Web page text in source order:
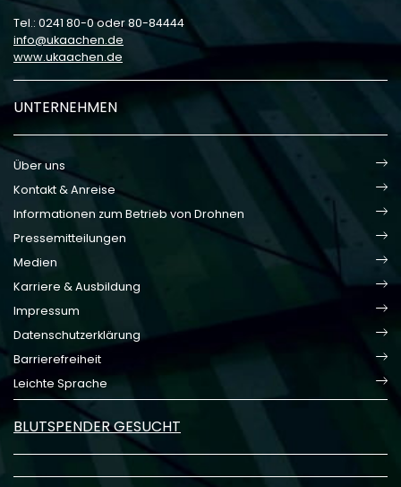
Tel.: 0241 80-0 oder 80-84444
info
ukaachen de
www.ukaachen.de
UNTERNEHMEN
Über uns
Kontakt & Anreise
Informationen zum Betrieb von Drohnen
Pressemitteilungen
Medien
Karriere & Ausbildung
Impressum
Datenschutzerklärung
Barrierefreiheit
Leichte Sprache
BLUTSPENDER GESUCHT